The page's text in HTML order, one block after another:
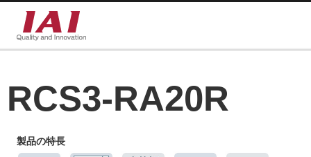
RCS3-RA20R
製品の特長